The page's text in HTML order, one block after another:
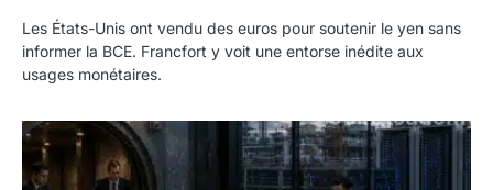
Les États-Unis ont vendu des euros pour soutenir le yen sans
informer la BCE. Francfort y voit une entorse inédite aux
usages monétaires.
Jane Street négocie le transfert de 11 milliards de